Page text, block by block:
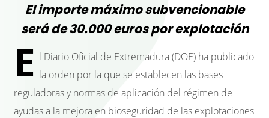
El importe máximo subvencionable
será de 30.000 euros por explotación
E l Diario Oficial de Extremadura (DOE) ha publicado
la orden por la que se establecen las bases
reguladoras y normas de aplicación del régimen de
ayudas a la mejora en bioseguridad de las explotaciones